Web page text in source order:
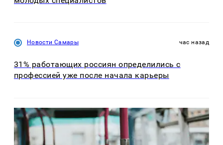
Новости Самары час назад
31% работающих россиян определились с
профессией уже после начала карьеры